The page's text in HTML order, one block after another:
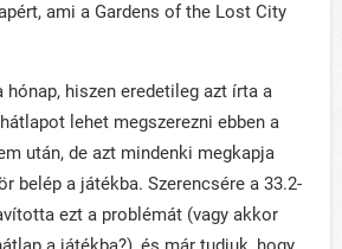
ami a Gardens of the Lost City
hónap, hiszen eredetileg azt írta a
lehet megszerezni ebben a
után, de azt mindenki megkapja
belép a játékba. Szerencsére a 33.2-
ezt a problémát (vagy akkor